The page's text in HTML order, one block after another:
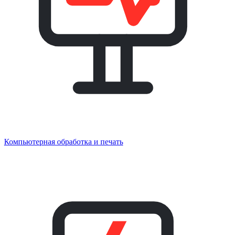
Компьютерная обработка и печать